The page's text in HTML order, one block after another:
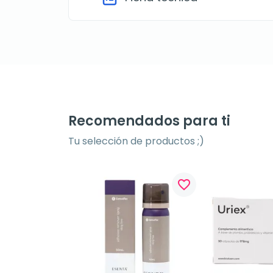
Recomendados para ti
Tu selección de productos ;)
favorite_border